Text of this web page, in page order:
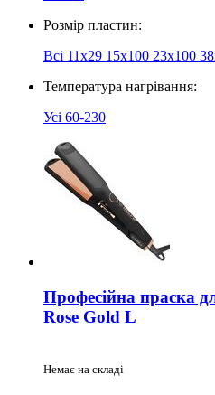
Розмір пластин:
Всі 11х29 15x100 23x100
Температура нагрівання:
Усі 60-230
Професійна праска
Rose Gold L
Немає на складі